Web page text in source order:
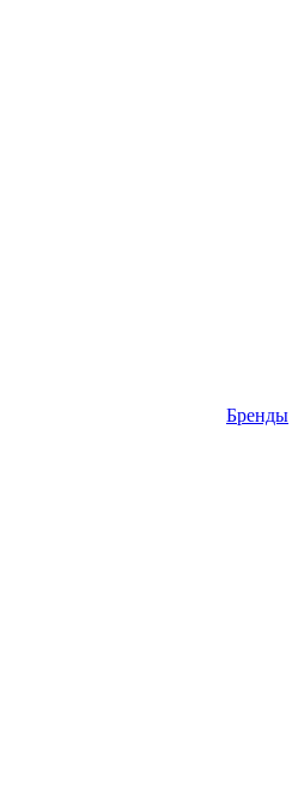
Бренды